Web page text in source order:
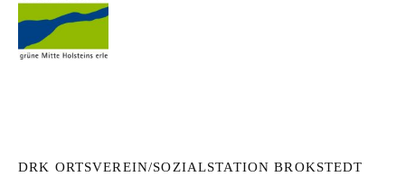
DRK ORTSVEREIN/SOZIALSTATION BROKSTEDT